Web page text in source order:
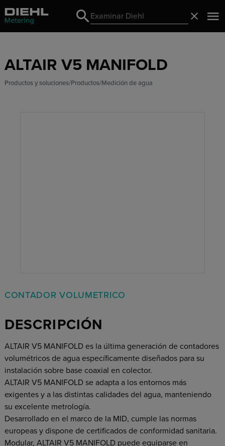
Search
Search
ALTAIR V5 MANIFOLD
Productos y soluciones Productos Medición de agua
CONTADOR VOLUMETRICO
DESCRIPCIÓN
ALTAIR V5 MANIFOLD es la última generación de contadores
volumétricos de agua específicamente diseñados para su
instalación sobre base coaxial en colector.
ALTAIR V5 MANIFOLD se adapta a los entornos más
exigentes y a las distintas calidades del agua, manteniendo
su excelente metrología.
Desarrollado en el marco de la MID, cumple las normas
europeas y dispone de certificados de conformidad sanitaria.
Modular, ALTAIR V5 MANIFOLD puede equiparse en